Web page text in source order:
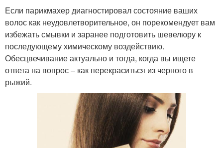
Если парикмахер диагностировал состояние ваших
волос как неудовлетворительное, он порекомендует вам
избежать смывки и заранее подготовить шевелюру к
последующему химическому воздействию.
Обесцвечивание актуально и тогда, когда вы ищете
ответа на вопрос – как перекраситься из черного в
рыжий.